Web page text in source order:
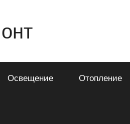
Освещение Отопление